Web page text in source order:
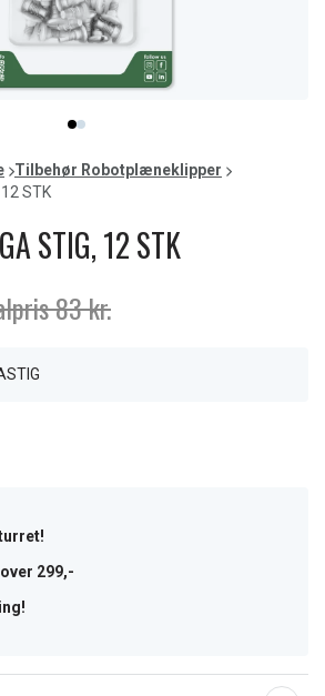
item
0
item
1
Tilbehør Robotplæneklipper
12 STK
STIG, 12 STK
83 kr.
299,-